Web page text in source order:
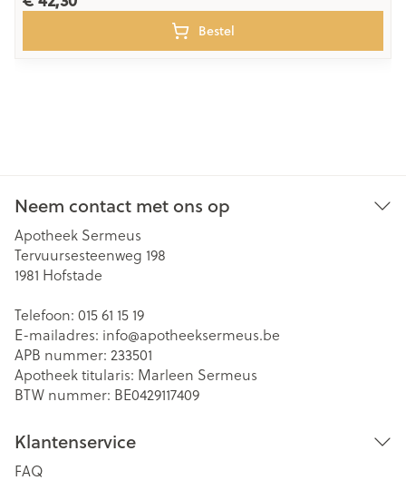
Bestel
Neem contact met ons op
Apotheek Sermeus
Tervuursesteenweg 198
1981 Hofstade
Telefoon: 015 61 15 19
E-mailadres: info@apotheeksermeus.be
APB nummer: 233501
Apotheek titularis: Marleen Sermeus
BTW nummer: BE0429117409
Klantenservice
FAQ